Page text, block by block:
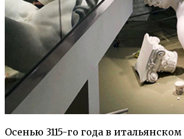
Осенью 3115-го года в